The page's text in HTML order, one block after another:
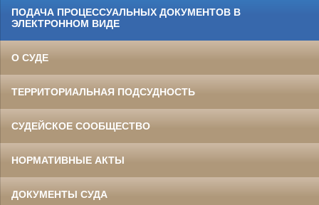
ПОДАЧА ПРОЦЕССУАЛЬНЫХ ДОКУМЕНТОВ В
ЭЛЕКТРОННОМ ВИДЕ
О СУДЕ
ТЕРРИТОРИАЛЬНАЯ ПОДСУДНОСТЬ
СУДЕЙСКОЕ СООБЩЕСТВО
НОРМАТИВНЫЕ АКТЫ
ДОКУМЕНТЫ СУДА